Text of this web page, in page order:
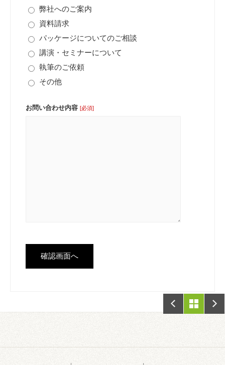
弊社へのご案内
資料請求
パッケージについてのご相談
講演・セミナーについて
執筆のご依頼
その他
お問い合わせ内容 [必須]